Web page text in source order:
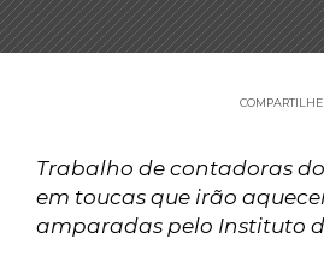
COMPARTILHE
Trabalho de contadoras
em toucas que irão
amparadas pelo Instituto